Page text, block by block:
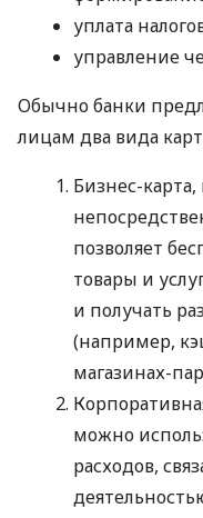
уплата
управление
Обычно банки
лицам два вида
Бизнес-
позволяет
товары и
и получать
(например,
магазинах-
можно
расходов,